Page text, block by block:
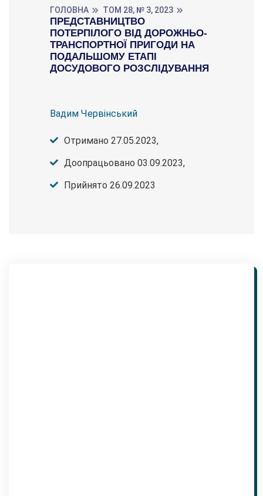
ГОЛОВНА ТОМ 28, № 3, 2023
ПРЕДСТАВНИЦТВО
ПОТЕРПІЛОГО ВІД ДОРОЖНЬО-
ТРАНСПОРТНОЇ ПРИГОДИ НА
ПОДАЛЬШОМУ ЕТАПІ
ДОСУДОВОГО РОЗСЛІДУВАННЯ
Вадим Червінський
Отримано 27.05.2023,
Доопрацьовано 03.09.2023,
Прийнято 26.09.2023